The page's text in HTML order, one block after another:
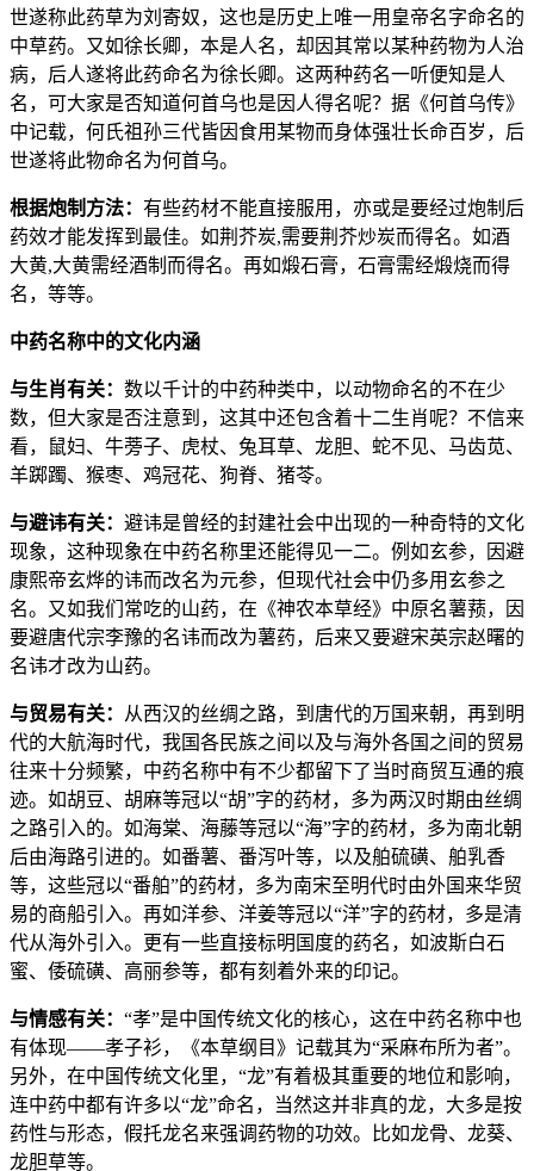
世遂称此药草为刘寄奴，这也是历史上唯一用皇帝名字命名的
中草药。又如徐长卿，本是人名，却因其常以某种药物为人治
病，后人遂将此药命名为徐长卿。这两种药名一听便知是人
名，可大家是否知道何首乌也是因人得名呢？据《何首乌传》
中记载，何氏祖孙三代皆因食用某物而身体强壮长命百岁，后
世遂将此物命名为何首乌。
根据炮制方法： 有些药材不能直接服用，亦或是要经过炮制后
药效才能发挥到最佳。如荆芥炭,需要荆芥炒炭而得名。如酒
大黄,大黄需经酒制而得名。再如煅石膏，石膏需经煅烧而得
名，等等。
中药名称中的文化内涵
与生肖有关： 数以千计的中药种类中，以动物命名的不在少
数，但大家是否注意到，这其中还包含着十二生肖呢？不信来
看，鼠妇、牛蒡子、虎杖、兔耳草、龙胆、蛇不见、马齿苋、
羊踯躅、猴枣、鸡冠花、狗脊、猪苓。
与避讳有关： 避讳是曾经的封建社会中出现的一种奇特的文化
现象，这种现象在中药名称里还能得见一二。例如玄参，因避
康熙帝玄烨的讳而改名为元参，但现代社会中仍多用玄参之
名。又如我们常吃的山药，在《神农本草经》中原名薯蓣，因
要避唐代宗李豫的名讳而改为薯药，后来又要避宋英宗赵曙的
名讳才改为山药。
与贸易有关：
从西汉的丝绸之路，到唐代的万国来朝，再到明
代的大航海时代，我国各民族之间以及与海外各国之间的贸易
往来十分频繁，中药名称中有不少都留下了当时商贸互通的痕
迹。如胡豆、胡麻等冠以“胡”字的药材，多为两汉时期由丝绸
之路引入的。如海棠、海藤等冠以“海”字的药材，多为南北朝
后由海路引进的。如番薯、番泻叶等，以及舶硫磺、舶乳香
等，这些冠以“番舶”的药材，多为南宋至明代时由外国来华贸
易的商船引入。再如洋参、洋姜等冠以“洋”字的药材，多是清
代从海外引入。更有一些直接标明国度的药名，如波斯白石
蜜、倭硫磺、高丽参等，都有刻着外来的印记。
与情感有关： “孝”是中国传统文化的核心，这在中药名称中也
有体现——孝子衫，《本草纲目》记载其为“采麻布所为者”。
另外，在中国传统文化里，“龙”有着极其重要的地位和影响，
连中药中都有许多以“龙”命名，当然这并非真的龙，大多是按
药性与形态，假托龙名来强调药物的功效。比如龙骨、龙葵、
龙胆草等。